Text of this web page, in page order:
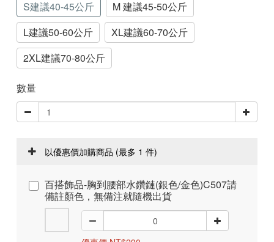
S建議40-45公斤
M 建議45-50公斤
L建議50-60公斤
XL建議60-70公斤
2XL建議70-80公斤
數量
以優惠價加購商品 (最多 1 件)
百搭飾品-胸到腰部水鑽鏈(銀色/金色)C507請
備註顏色，無備注就隨機出貨